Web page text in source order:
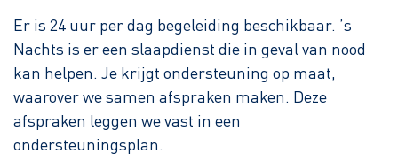
Er is 24 uur per dag begeleiding beschikbaar. ’s
Nachts is er een slaapdienst die in geval van nood
kan helpen. Je krijgt ondersteuning op maat,
waarover we samen afspraken maken. Deze
afspraken leggen we vast in een
ondersteuningsplan.